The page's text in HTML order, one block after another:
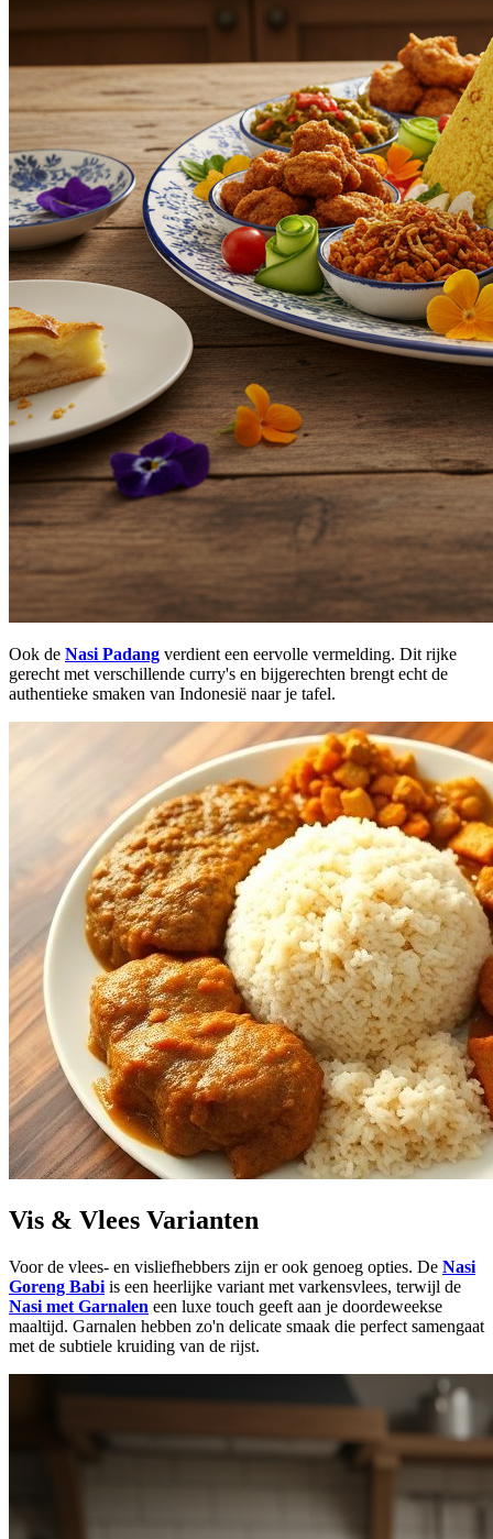
Ook de Nasi Padang verdient een eervolle vermelding. Dit rijke
gerecht met verschillende curry's en bijgerechten brengt echt de
authentieke smaken van Indonesië naar je tafel.
Vis & Vlees Varianten
Voor de vlees- en visliefhebbers zijn er ook genoeg opties. De Nasi
Goreng Babi is een heerlijke variant met varkensvlees, terwijl de
Nasi met Garnalen een luxe touch geeft aan je doordeweekse
maaltijd. Garnalen hebben zo'n delicate smaak die perfect samengaat
met de subtiele kruiding van de rijst.